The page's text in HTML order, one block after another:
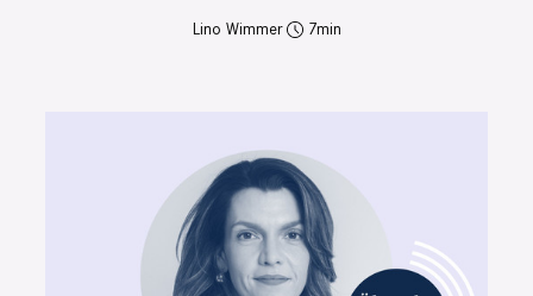
Lino Wimmer 7